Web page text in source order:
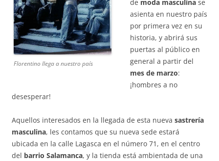
Florentino llega a nuestro país
de moda masculina se
asienta en nuestro país
por primera vez en su
historia, y abrirá sus
puertas al público en
general a partir del
mes de marzo:
¡hombres a no
desesperar!
Aquellos interesados en la llegada de esta nueva sastrería
masculina, les contamos que su nueva sede estará
ubicada en la calle Lagasca en el número 71, en el centro
del barrio Salamanca, y la tienda está ambientada de una